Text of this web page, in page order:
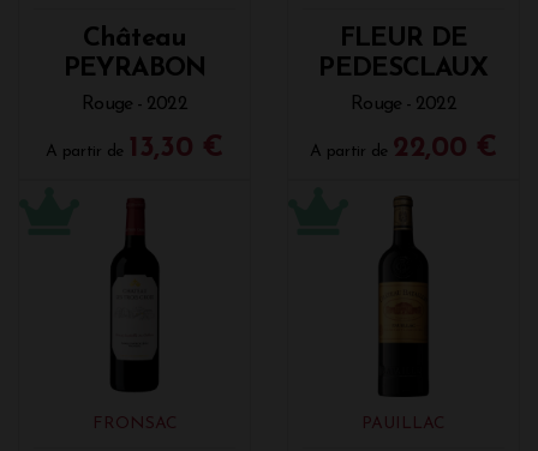
Château
PEYRABON
Rouge - 2022
A partir de 13,30 €
FLEUR DE
PEDESCLAUX
Rouge - 2022
A partir de 22,00 €
FRONSAC PAUILLAC